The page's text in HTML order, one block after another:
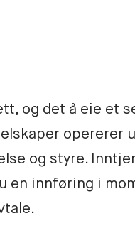
og det å eie et
opererer
og styre.
en innføring i